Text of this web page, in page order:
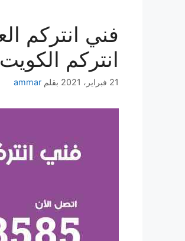
انتركم الكويت
21 فبراير، 2021 بقلم ammar